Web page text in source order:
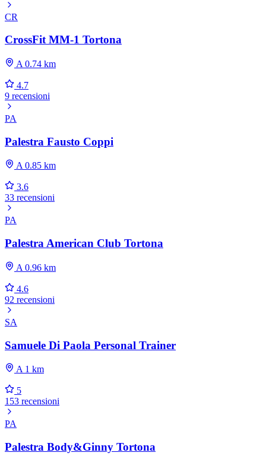
CR
CrossFit MM-1 Tortona
A 0.74 km
4.7
9 recensioni
PA
Palestra Fausto Coppi
A 0.85 km
3.6
33 recensioni
PA
Palestra American Club Tortona
A 0.96 km
4.6
92 recensioni
SA
Samuele Di Paola Personal Trainer
A 1 km
5
153 recensioni
PA
Palestra Body&Ginny Tortona